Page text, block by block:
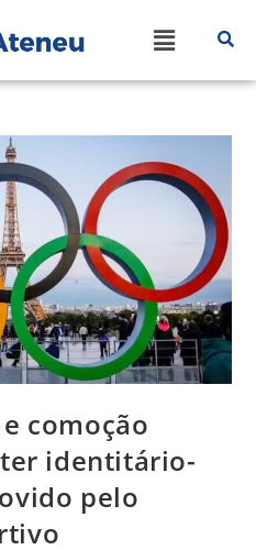
comoção
identitário-
pelo